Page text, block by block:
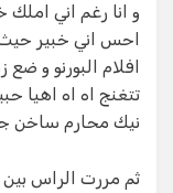
و انا رغم اني
احس اني خبير
افلام البورنو و
تتغنج اه اه اهيا
نيك محارم ساخن
ثم مررت الراس بين